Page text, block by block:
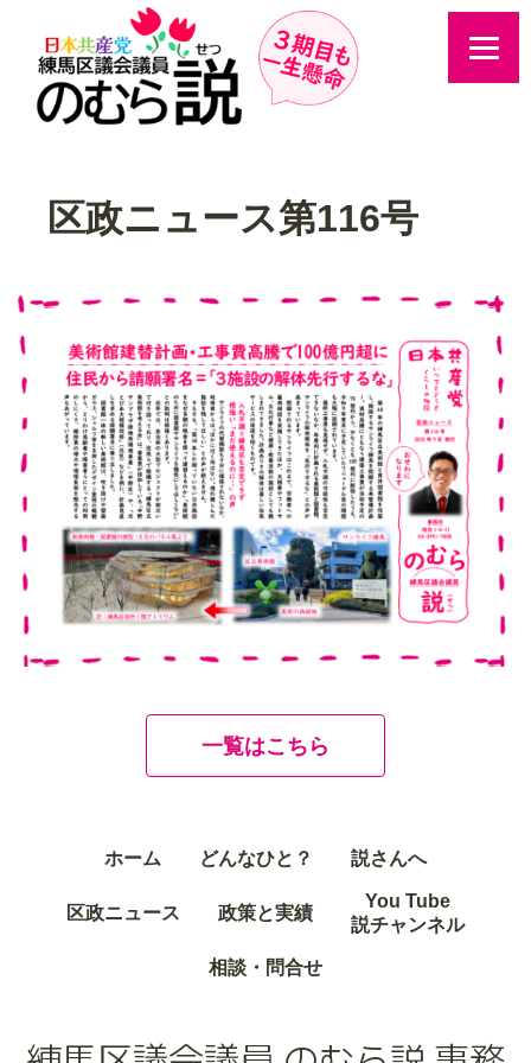
区政ニュース第116号
一覧はこちら
ホーム どんなひと？ 説さんへ
区政ニュース 政策と実績
You Tube
説チャンネル
相談・問合せ